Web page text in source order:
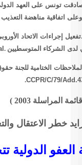
تونس على العهد
التعذيب
تفعيل إجراءات الاتحاد
لدى الشركاء المتوسطيين .
الختامية للجنة
CCPR/C/79/
.
خطر الاعتقال
الدولية